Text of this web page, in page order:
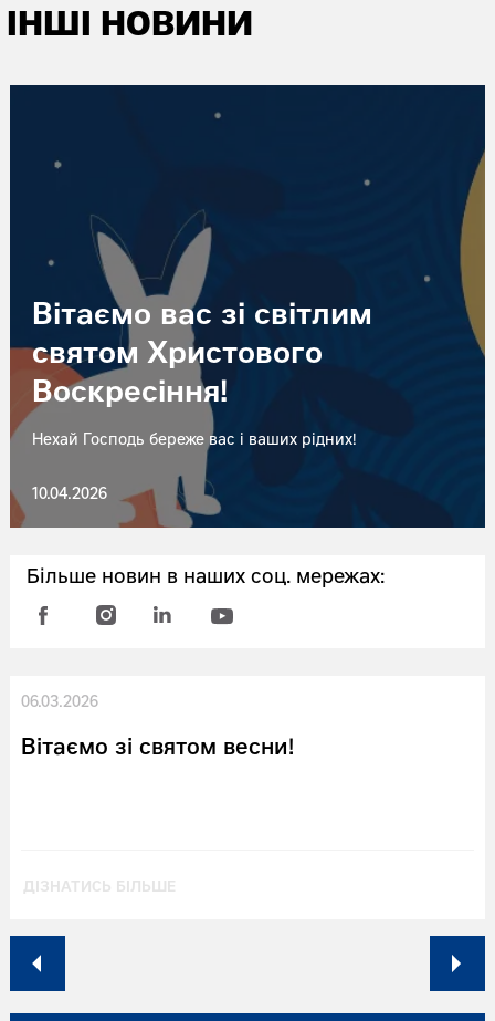
ІНШІ НОВИНИ
Вітаємо вас зі світлим
святом Христового
Воскресіння!
Нехай Господь береже вас і ваших рідних!
10.04.2026
Більше новин в наших соц. мережах:
06.03.2026
Вітаємо зі святом весни!
ДІЗНАТИСЬ БІЛЬШЕ